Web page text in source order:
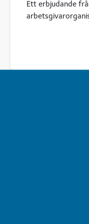
avtalspension
Ett erbjudande